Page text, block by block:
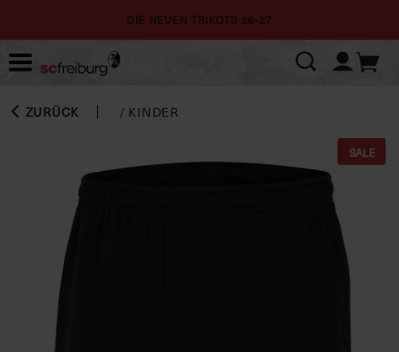
DIE NEUEN TRIKOTS 26-27
ZURÜCK / KINDER
SALE